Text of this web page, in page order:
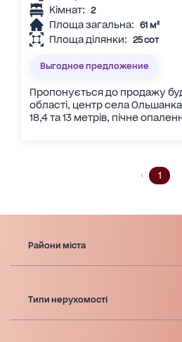
Кімнат: 2
Площа загальна: 61 м²
Площа ділянки: 25 сот
Выгодное предложение
Пропонується до продажу
області, центр села
18,4 та 13 метрів, пічне
1
Райони міста
Типи нерухомості